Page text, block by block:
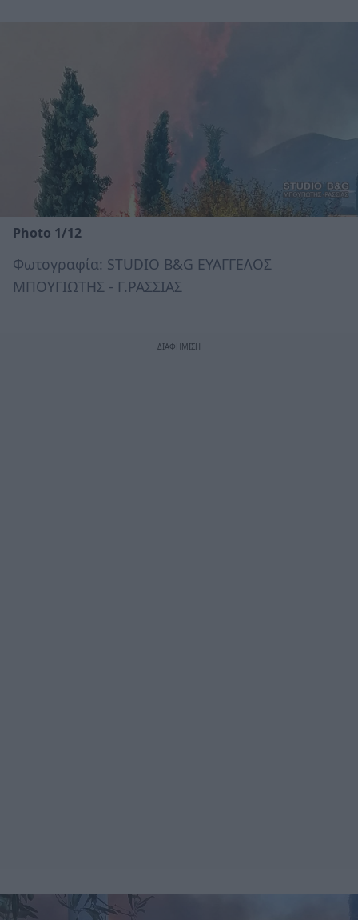
Photo 1/12
Φωτογραφία: STUDIO B&G ΕΥΑΓΓΕΛΟΣ
ΜΠΟΥΓΙΩΤΗΣ - Γ.ΡΑΣΣΙΑΣ